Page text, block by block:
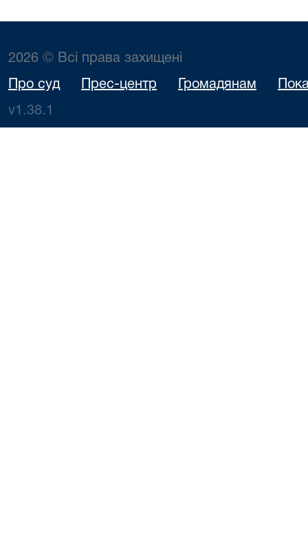
2026 © Всі права захищені
Про суд Прес-центр Громадянам
v1.38.1